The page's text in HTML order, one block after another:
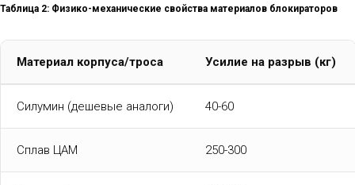
Таблица 2: Физико-механические свойства материалов блокираторов
Материал корпуса/троса Усилие на разрыв (кг)
Силумин (дешевые аналоги) 40-60
Сплав ЦАМ 250-300